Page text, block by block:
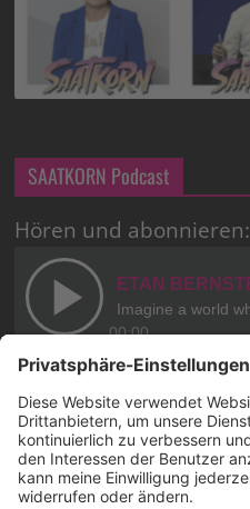
SAATKORN Podcast
Hören und abonnieren: